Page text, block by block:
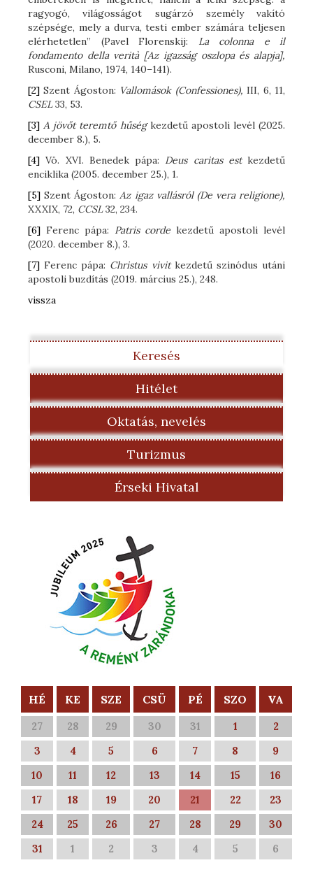
ragyogó, világosságot sugárzó személy vakító
szépsége, mely a durva, testi ember számára teljesen
elérhetetlen”
(Pavel Florenskij: La colonna e il
fondamento della verità [Az igazság oszlopa és alapja],
Rusconi, Milano, 1974, 140–141).
[2] Szent Ágoston: Vallomások (Confessiones), III, 6, 11,
CSEL33, 53.
[3] A jövőt teremtő hűségkezdetű apostoli levél (2025.
december 8.), 5.
[4] Vö. XVI. Benedek pápa: Deus caritas estkezdetű
enciklika (2005. december 25.), 1.
[5] Szent Ágoston:Az igaz vallásról (De vera religione),
XXXIX, 72, CCSL32, 234.
[6] Ferenc pápa: Patris corde kezdetű apostoli levél
(2020. december 8.), 3.
[7] Ferenc pápa: Christus vivitkezdetű szinódus utáni
apostoli buzdítás (2019. március 25.), 248.
vissza
Keresés
Hitélet
Oktatás, nevelés
Turizmus
Érseki Hivatal
HÉ KE SZE CSÜ PÉ SZO VA
27 28 29 30 31 1
2
3
4 5 6 7 8
9
10
11 12 13 14 15
16
17
18 19 20 21 22
23
24
25 26 27 28 29
30
31
1 2 3 4 5 6